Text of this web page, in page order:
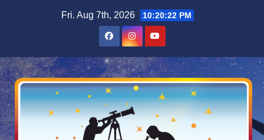
Fri. Aug 7th, 2026 10:20:24 PM